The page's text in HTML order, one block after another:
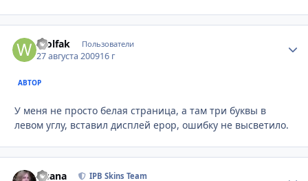
Wolfak Пользователи
27 августа 200916 г
АВТОР
У меня не просто белая страница, а там три буквы в
левом углу, вставил дисплей ерор, ошибку не высветило.
Fisana IPB Skins Team